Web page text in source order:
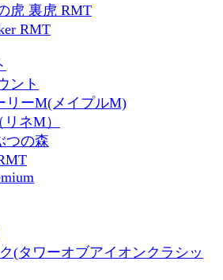
虎 裏虎 RMT
RMT
ント
リーM(メイプルM)
ネM）
つの森
(タワーオブアイオンクラシッ